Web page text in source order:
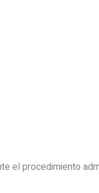
el procedimiento